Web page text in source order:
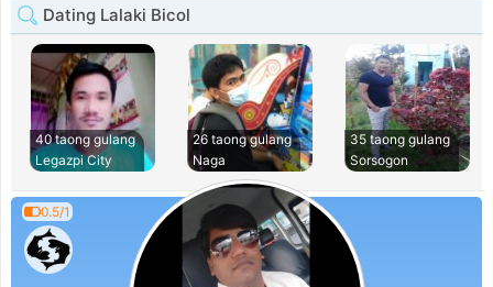
Dating Lalaki Bicol
40 taong gulang
Legazpi City
26 taong gulang
Naga
35 taong gulang
Sorsogon
0.5/1